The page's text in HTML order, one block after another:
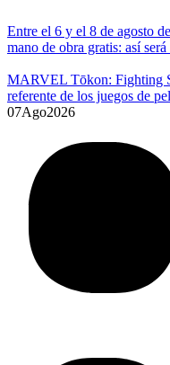
Entre el 6 y el 8 de agosto
mano de obra gratis: así
MARVEL Tōkon: Fighting
referente de los juegos de
07Ago2026